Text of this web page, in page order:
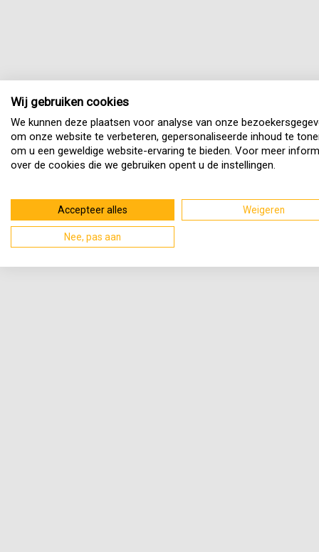
Wij gebruiken cookies
We kunnen deze plaatsen voor analyse van onze
om onze website te verbeteren, gepersonaliseerde inhoud te
om u een geweldige website-ervaring te bieden. Voor meer
over de cookies die we gebruiken opent u de instellingen.
Accepteer alles Weigeren
Nee, pas aan